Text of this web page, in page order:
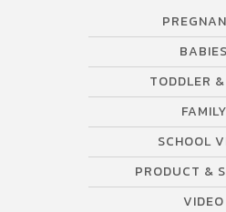
BABIES
TODDLER
FAMILY
SCHOOL
PRODUCT &
VIDEO